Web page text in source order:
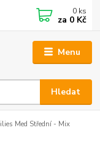
Menu
Hledat
0 ks
za 0 Kč
Med Střední - Mix